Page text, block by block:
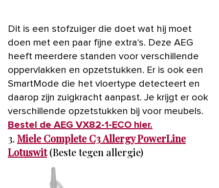
Dit is een stofzuiger die doet wat hij moet
doen met een paar fijne extra's. Deze AEG
heeft meerdere standen voor verschillende
oppervlakken en opzetstukken. Er is ook een
SmartMode die het vloertype detecteert en
daarop zijn zuigkracht aanpast. Je krijgt er ook
verschillende opzetstukken bij voor meubels.
Bestel de AEG VX82-1-ECO hier.
3.Miele Complete C3 Allergy PowerLine
Lotuswit(Beste tegen allergie)